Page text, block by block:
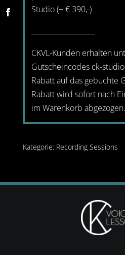
Studio (+ € 390,-)
CKVL-Kunden erhalten
Gutscheincodes ck-
Rabatt auf das gebuchte
Rabatt wird sofort nach
im Warenkorb abgezogen.
Kategorie: Recording Sessions